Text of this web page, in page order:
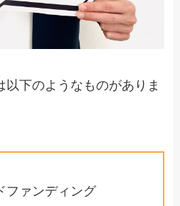
以下のようなものがありま
ファンディング